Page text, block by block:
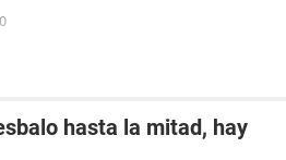
hasta la mitad, hay